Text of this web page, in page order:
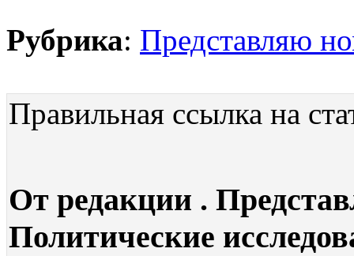
Рубрика: Представляю
Правильная ссылка на
От редакции .
Политические